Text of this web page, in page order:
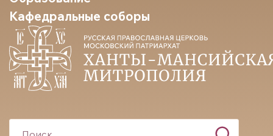
Кафедральные соборы